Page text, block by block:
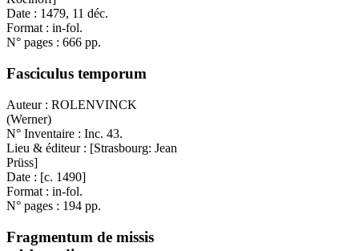
Date : 1479, 11 déc.
Format : in-fol.
N° pages : 666 pp.
Fasciculus temporum
Auteur : ROLENVINCK
(Werner)
N° Inventaire : Inc. 43.
Lieu & éditeur : [Strasbourg: Jean
Prüss]
Date : [c. 1490]
Format : in-fol.
N° pages : 194 pp.
Fragmentum de missis